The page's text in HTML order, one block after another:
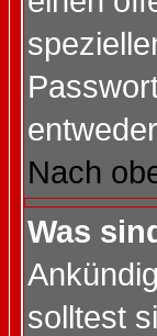
Nach
Was
solltest